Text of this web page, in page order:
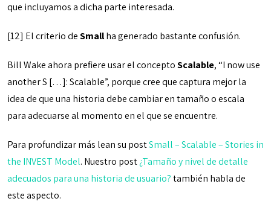
que incluyamos a dicha parte interesada.
[12] El criterio deSmallha generado bastante confusión.
Bill Wake ahora prefiere usar el conceptoScalable, “I now use
another S […]: Scalable”, porque cree que captura mejor la
idea de que una historia debe cambiar en tamaño o escala
para adecuarse al momento en el que se encuentre.
Para profundizar más lean su postSmall – Scalable – Stories in
the INVEST Model. Nuestro post¿Tamaño y nivel de detalle
adecuados para una historia de usuario?también habla de
este aspecto.